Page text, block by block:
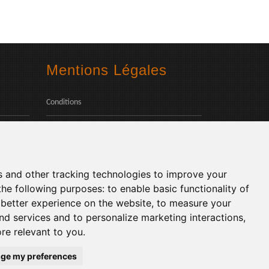
and other tracking technologies to improve your
following purposes: to enable basic functionality of
experience on the website, to measure your
services and to personalize marketing interactions,
relevant to you.
my preferences
Mentions Légales
Conditions